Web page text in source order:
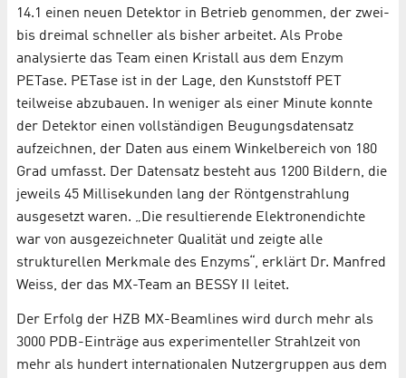
14.1 einen neuen Detektor in Betrieb genommen, der zwei-
bis dreimal schneller als bisher arbeitet. Als Probe
analysierte das Team einen Kristall aus dem Enzym
PETase. PETase ist in der Lage, den Kunststoff PET
teilweise abzubauen. In weniger als einer Minute konnte
der Detektor einen vollständigen Beugungsdatensatz
aufzeichnen, der Daten aus einem Winkelbereich von 180
Grad umfasst. Der Datensatz besteht aus 1200 Bildern, die
jeweils 45 Millisekunden lang der Röntgenstrahlung
ausgesetzt waren. „Die resultierende Elektronendichte
war von ausgezeichneter Qualität und zeigte alle
strukturellen Merkmale des Enzyms“, erklärt Dr. Manfred
Weiss, der das MX-Team an BESSY II leitet.
Der Erfolg der HZB MX-Beamlines wird durch mehr als
3000 PDB-Einträge aus experimenteller Strahlzeit von
mehr als hundert internationalen Nutzergruppen aus dem